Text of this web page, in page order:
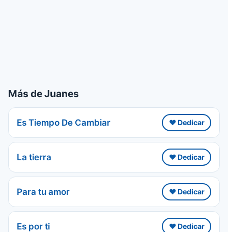
Más de Juanes
Es Tiempo De Cambiar ❤️ Dedicar
La tierra ❤️ Dedicar
Para tu amor ❤️ Dedicar
Es por ti ❤️ Dedicar